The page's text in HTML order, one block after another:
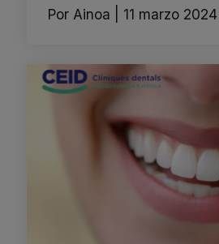
Por Ainoa 11 marzo 2024